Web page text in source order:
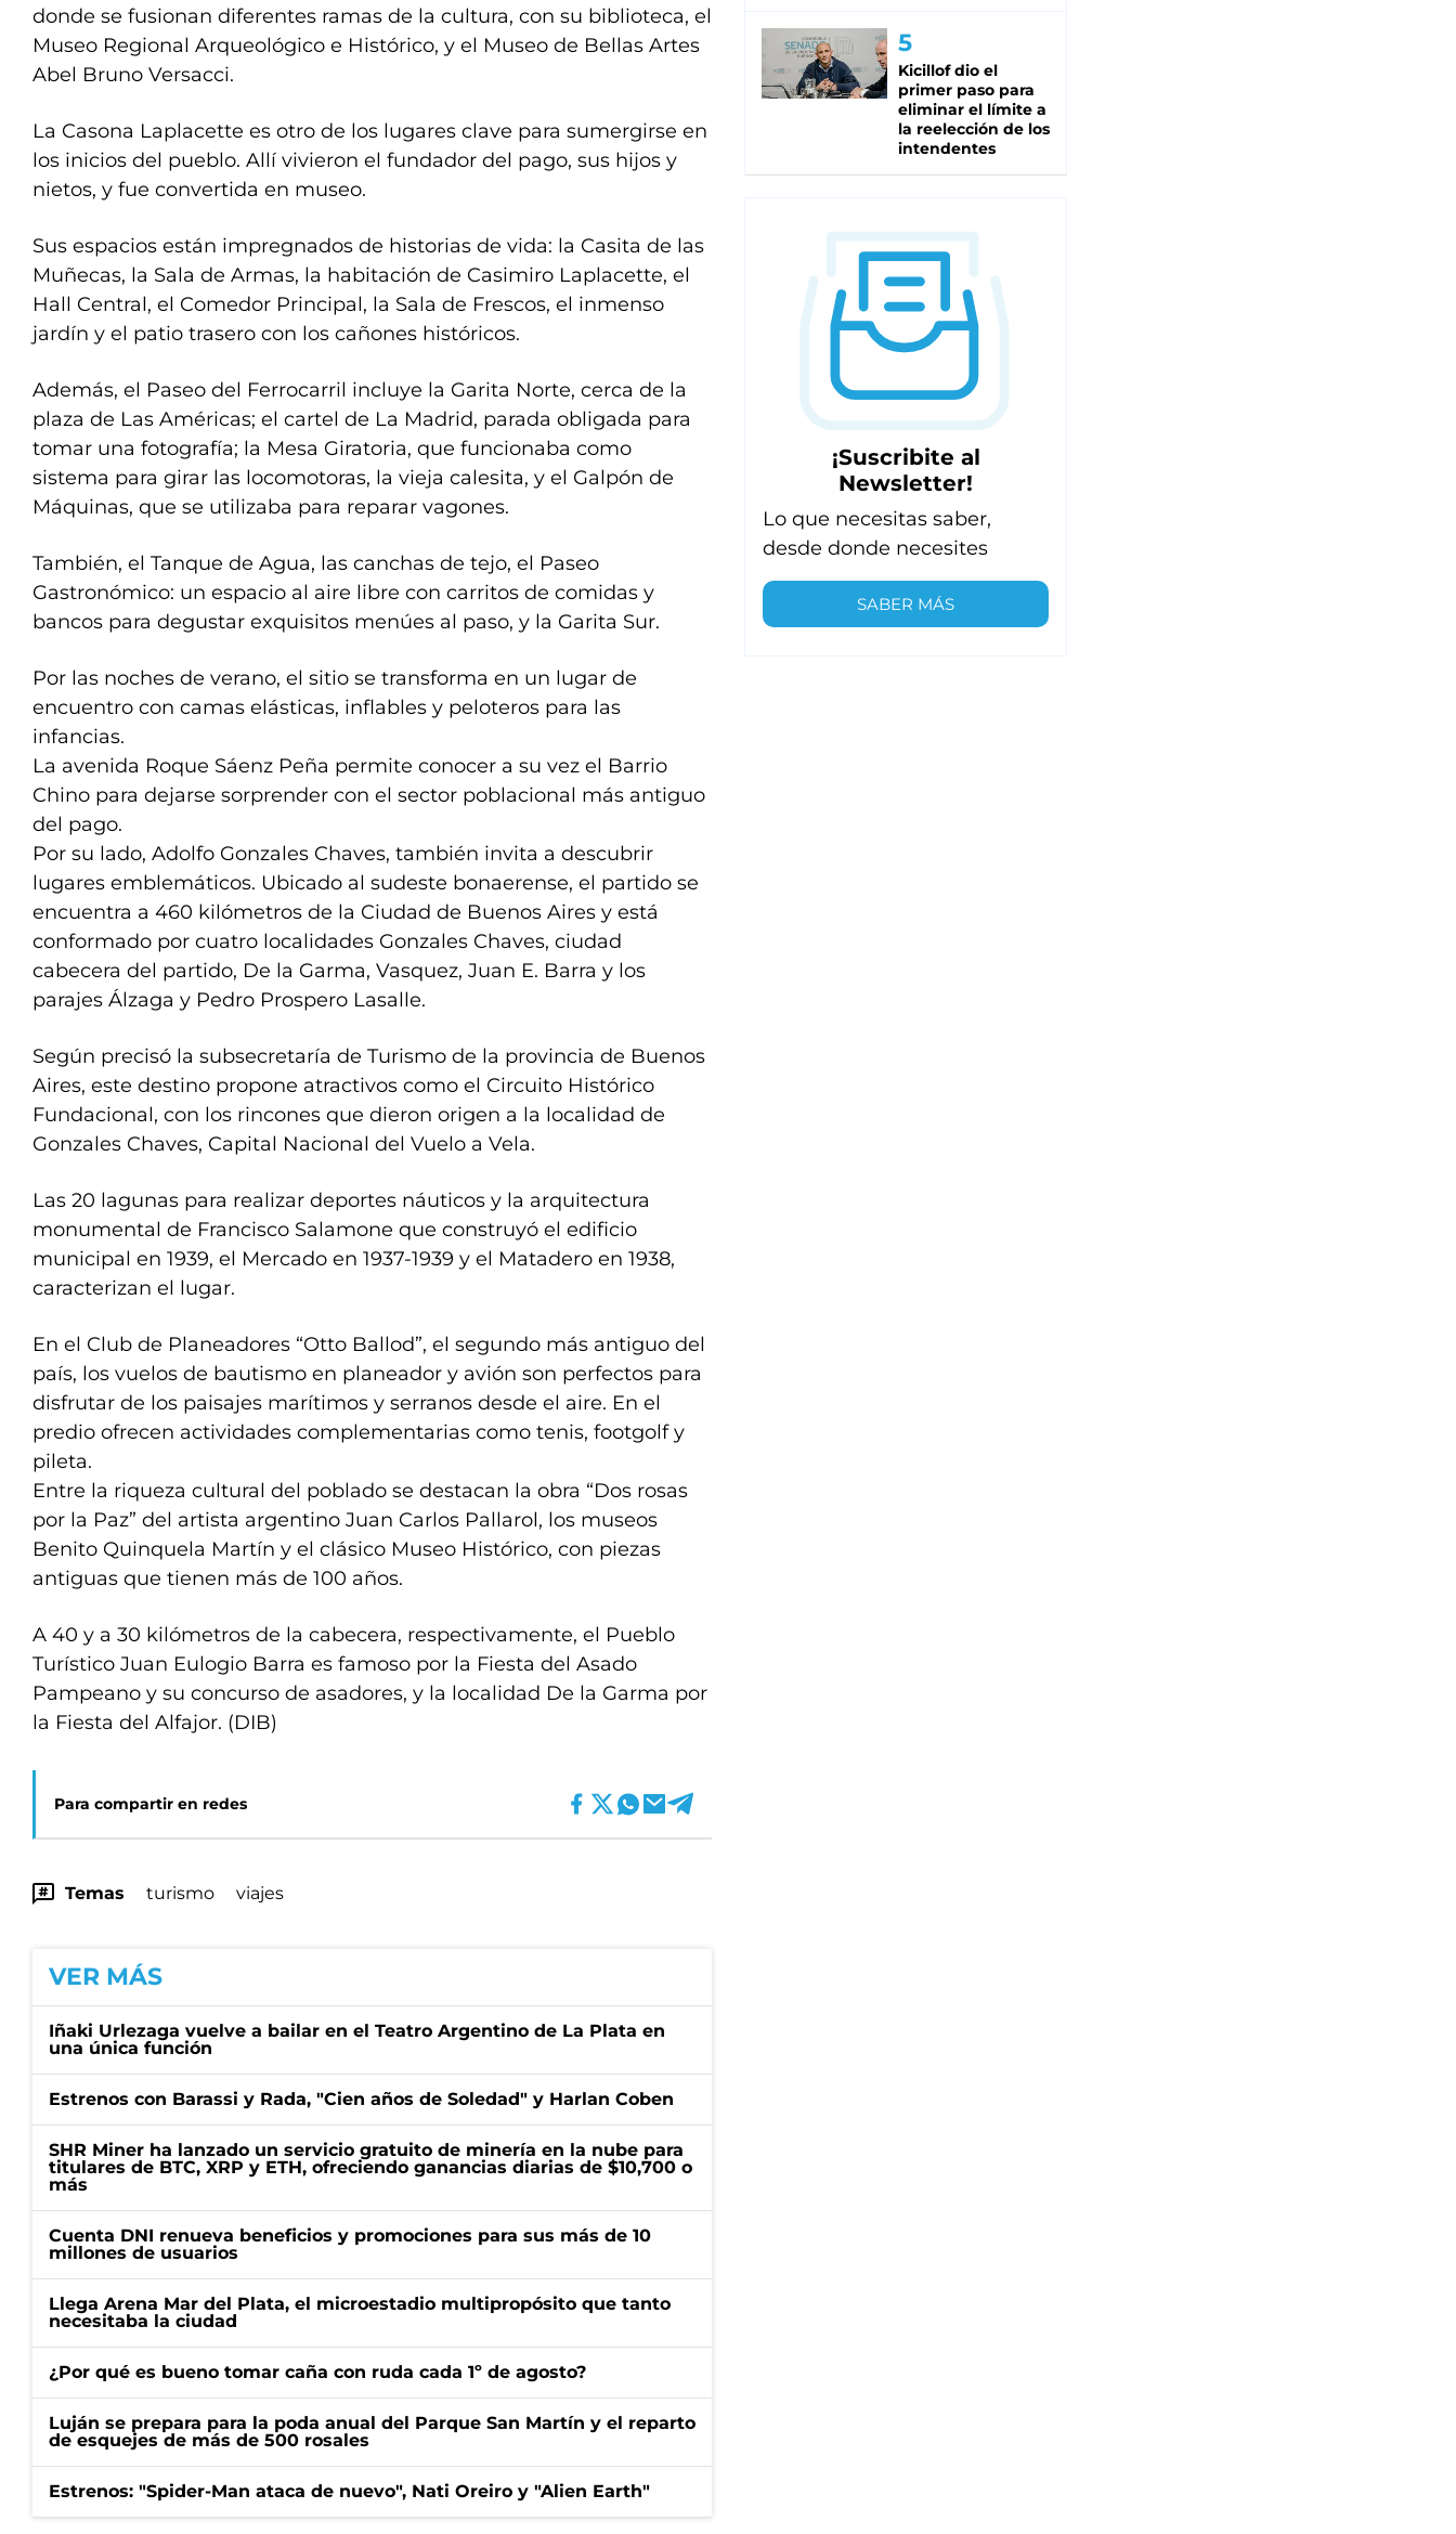
donde se fusionan diferentes ramas de la cultura, con su biblioteca, el
Museo Regional Arqueológico e Histórico, y el Museo de Bellas Artes
Abel Bruno Versacci.
La Casona Laplacette es otro de los lugares clave para sumergirse en
los inicios del pueblo. Allí vivieron el fundador del pago, sus hijos y
nietos, y fue convertida en museo.
Sus espacios están impregnados de historias de vida: la Casita de las
Muñecas, la Sala de Armas, la habitación de Casimiro Laplacette, el
Hall Central, el Comedor Principal, la Sala de Frescos, el inmenso
jardín y el patio trasero con los cañones históricos.
Además, el Paseo del Ferrocarril incluye la Garita Norte, cerca de la
plaza de Las Américas; el cartel de La Madrid, parada obligada para
tomar una fotografía; la Mesa Giratoria, que funcionaba como
sistema para girar las locomotoras, la vieja calesita, y el Galpón de
Máquinas, que se utilizaba para reparar vagones.
También, el Tanque de Agua, las canchas de tejo, el Paseo
Gastronómico: un espacio al aire libre con carritos de comidas y
bancos para degustar exquisitos menúes al paso, y la Garita Sur.
Por las noches de verano, el sitio se transforma en un lugar de
encuentro con camas elásticas, inflables y peloteros para las
infancias.
La avenida Roque Sáenz Peña permite conocer a su vez el Barrio
Chino para dejarse sorprender con el sector poblacional más antiguo
del pago.
Por su lado, Adolfo Gonzales Chaves, también invita a descubrir
lugares emblemáticos. Ubicado al sudeste bonaerense, el partido se
encuentra a 460 kilómetros de la Ciudad de Buenos Aires y está
conformado por cuatro localidades Gonzales Chaves, ciudad
cabecera del partido, De la Garma, Vasquez, Juan E. Barra y los
parajes Álzaga y Pedro Prospero Lasalle.
Según precisó la subsecretaría de Turismo de la provincia de Buenos
Aires, este destino propone atractivos como el Circuito Histórico
Fundacional, con los rincones que dieron origen a la localidad de
Gonzales Chaves, Capital Nacional del Vuelo a Vela.
Las 20 lagunas para realizar deportes náuticos y la arquitectura
monumental de Francisco Salamone que construyó el edificio
municipal en 1939, el Mercado en 1937-1939 y el Matadero en 1938,
caracterizan el lugar.
En el Club de Planeadores “Otto Ballod”, el segundo más antiguo del
país, los vuelos de bautismo en planeador y avión son perfectos para
disfrutar de los paisajes marítimos y serranos desde el aire. En el
predio ofrecen actividades complementarias como tenis, footgolf y
pileta.
Entre la riqueza cultural del poblado se destacan la obra “Dos rosas
por la Paz” del artista argentino Juan Carlos Pallarol, los museos
Benito Quinquela Martín y el clásico Museo Histórico, con piezas
antiguas que tienen más de 100 años.
A 40 y a 30 kilómetros de la cabecera, respectivamente, el Pueblo
Turístico Juan Eulogio Barra es famoso por la Fiesta del Asado
Pampeano y su concurso de asadores, y la localidad De la Garma por
la Fiesta del Alfajor. (DIB)
Para compartir en redes
Temas turismo viajes
VER MÁS
Iñaki Urlezaga vuelve a bailar en el Teatro Argentino de La Plata en
una única función
Estrenos con Barassi y Rada, "Cien años de Soledad" y Harlan Coben
SHR Miner ha lanzado un servicio gratuito de minería en la nube para
titulares de BTC, XRP y ETH, ofreciendo ganancias diarias de $10,700 o
más
Cuenta DNI renueva beneficios y promociones para sus más de 10
millones de usuarios
Llega Arena Mar del Plata, el microestadio multipropósito que tanto
necesitaba la ciudad
¿Por qué es bueno tomar caña con ruda cada 1º de agosto?
Luján se prepara para la poda anual del Parque San Martín y el reparto
de esquejes de más de 500 rosales
Estrenos: "Spider-Man ataca de nuevo", Nati Oreiro y "Alien Earth"
Kicillof dio el
primer paso para
eliminar el límite a
la reelección de los
intendentes
¡Suscribite al
Newsletter!
Lo que necesitas saber,
desde donde necesites
SABER MÁS